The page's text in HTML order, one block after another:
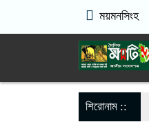
ময়মনসিংহ
শিরোনাম ::